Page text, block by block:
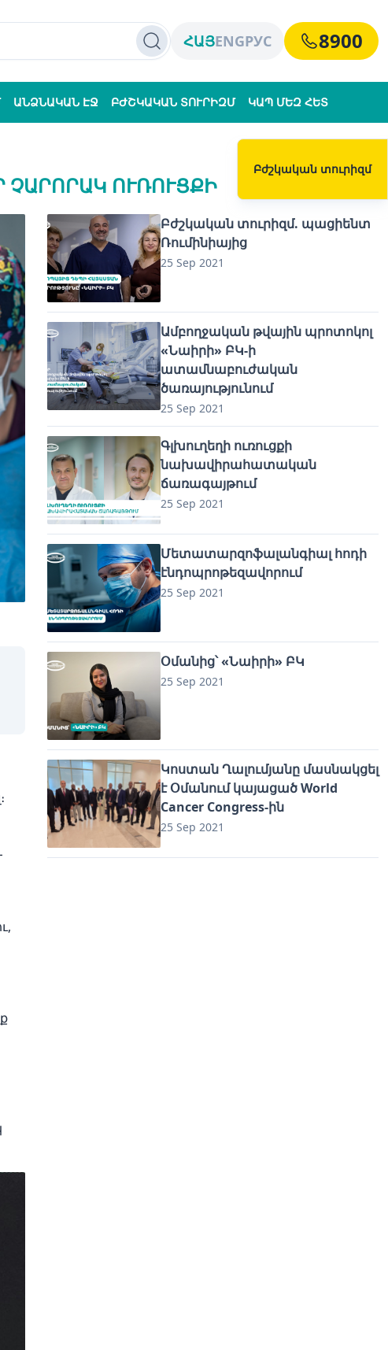
ՀԱՅENGРУС 8900
ԱՆՁՆԱԿԱՆ ԷՋ ԲԺՇԿԱԿԱՆ ՏՈՒՐԻԶՄ ԿԱՊ ՄԵԶ ՀԵՏ
ՉԱՐՈՐԱԿ ՈՒՌՈՒՑՔԻ
Բժշկական տուրիզմ. պացիենտ
Ռումինիայից
25 Sep 2021
Ամբողջական թվային պրոտոկոլ
«Նաիրի» ԲԿ-ի
ատամնաբուժական
ծառայությունում
25 Sep 2021
Գլխուղեղի ուռուցքի
նախավիրահատական
ճառագայթում
25 Sep 2021
Մետատարզոֆալանգիալ հոդի
էնդոպրոթեզավորում
25 Sep 2021
Օմանից՝ «Նաիրի» ԲԿ
25 Sep 2021
Կոստան Ղալումյանը մասնակցել
է Օմանում կայացած World
Cancer Congress-ին
25 Sep 2021
Բժշկական տուրիզմ